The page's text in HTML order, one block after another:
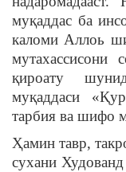
муқаддас ба
каломи Аллоь
қироату
муқаддаси
тарбия ва шифо
Ҳамин тавр,
сухани